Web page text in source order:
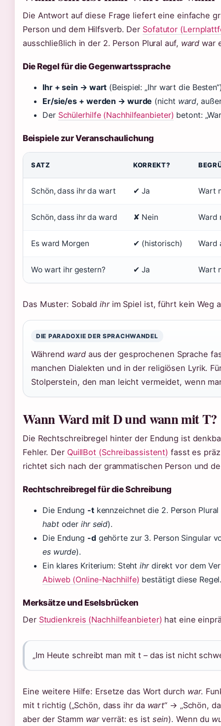
Die Antwort auf diese Frage liefert eine einfache
Person und dem Hilfsverb. Der Sofatutor
ausschließlich in der 2. Person Plural auf, ward war
Die Regel für die Gegenwartssprache
Ihr + sein → wart (Beispiel: „Ihr wart die
Er/sie/es + werden → wurde (nicht ward,
Der Schülerhilfe (Nachhilfeanbieter) betont:
Beispiele zur Veranschaulichung
SATZ KORREKT?
Schön, dass ihr da wart ✔ Ja Wart
Schön, dass ihr da ward ✘ Nein Ward
Es ward Morgen ✔ (historisch) Ward
Wo wart ihr gestern? ✔ Ja Wart
Das Muster: Sobaldihrim Spiel ist, führt kein Weg
DIE PARADOXIE DER SPRACHWANDEL
Während wardaus der gesprochenen Sprache
manchen Dialekten und in der religiösen Lyrik.
Stolperstein, den man leicht vermeidet, wenn
Wann Ward mit D und wann mit T?
Die Rechtschreibregel hinter der Endung ist
Fehler. Der QuillBot (Schreibassistent) fasst es
richtet sich nach der grammatischen Person und
Rechtschreibregel für die Schreibung
Die Endung -tkennzeichnet die 2. Person
habtoderihr seid).
Die Endung -dgehörte zur 3. Person Singular
es wurde).
Ein klares Kriterium: Stehtihrdirekt vor dem
Abiweb (Online-Nachhilfe) bestätigt diese
Merksätze und Eselsbrücken
Der Studienkreis (Nachhilfeanbieter) hat eine
„Im Heute schreibt man mit t – das ist nicht
Eine weitere Hilfe: Ersetze das Wort durch war.
mit t richtig („Schön, dass ihr da wart“ → „Schön,
aber der Stamm warverrät: es ist sein). Wenn du